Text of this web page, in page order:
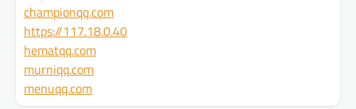
championqq.com
https://117.18.0.40
hematqq.com
murniqq.com
menuqq.com